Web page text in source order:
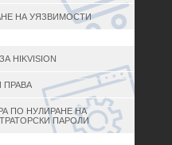
НА УЯЗВИМОСТИ
HIKVISION
ПРАВА
ПО НУЛИРАНЕ НА
ПАРОЛИ